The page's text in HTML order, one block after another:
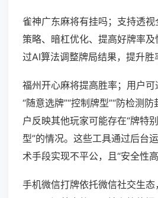
雀神广东麻将有挂吗；支持透
策略、暗杠优化、提高好牌率
过AI算法调整牌局结果，提升胜
福州开心麻将提高胜率；用户
“随意选牌”“控制牌型”“防检测
户反映其他玩家可能存在“牌特
型”的情况。这些工具通过后台
术手段实现不平公，且“安全性高
手机微信打牌依托微信社交生